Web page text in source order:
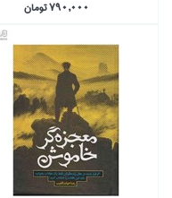
790,000 تومان